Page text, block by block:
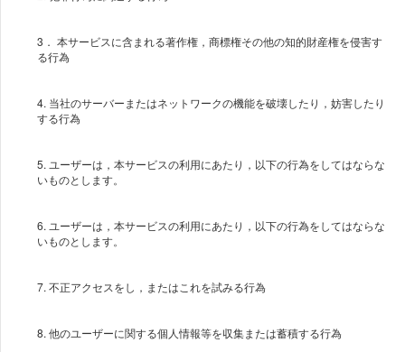
3． 本サービスに含まれる著作権，商標権その他の知的財産権を侵害す
4. 当社のサーバーまたはネットワークの機能を破壊したり，妨害したり
5. ユーザーは，本サービスの利用にあたり，以下の行為をしてはならな
6. ユーザーは，本サービスの利用にあたり，以下の行為をしてはならな